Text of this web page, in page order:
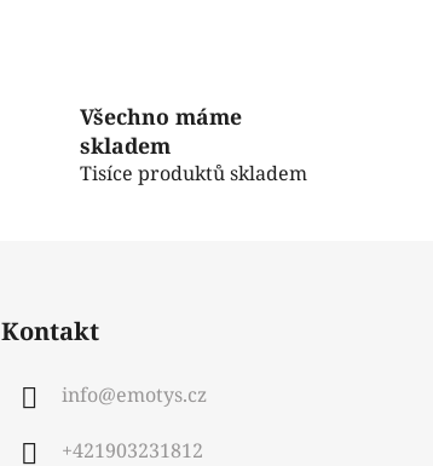
Všechno máme
skladem
Tisíce produktů skladem
Kontakt
info@emotys.cz
+421903231812